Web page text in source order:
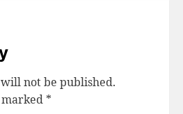
not be published.
*